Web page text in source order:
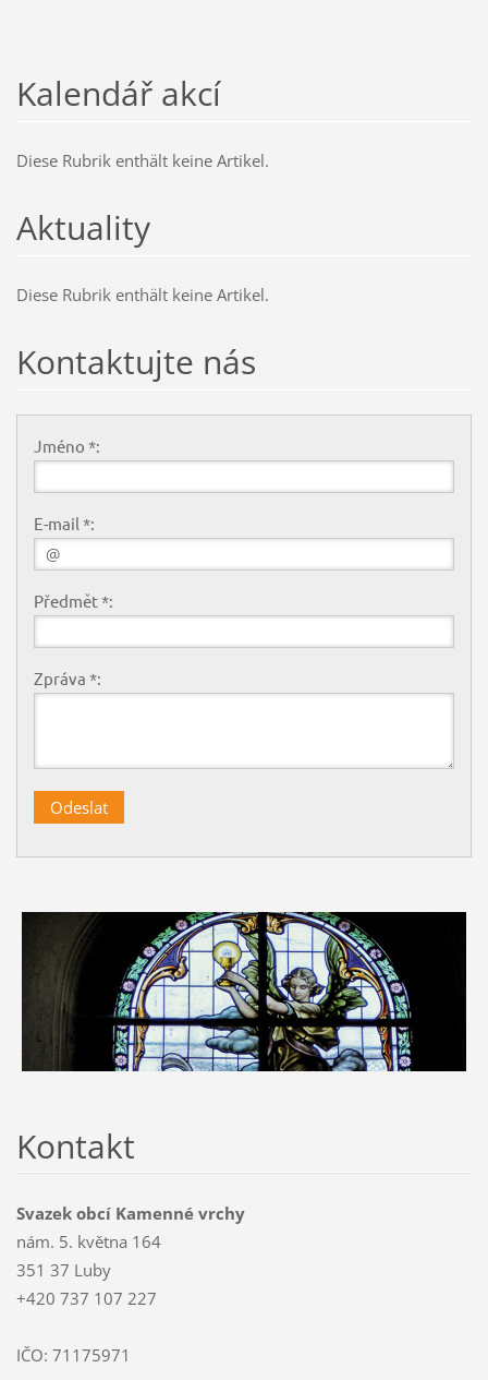
Kalendář akcí
Diese Rubrik enthält keine Artikel.
Aktuality
Diese Rubrik enthält keine Artikel.
Kontaktujte nás
Jméno *:
E-mail *:
Předmět *:
Zpráva *:
Kontakt
Svazek obcí Kamenné vrchy
nám. 5. května 164
351 37 Luby
+420 737 107 227
IČO: 71175971